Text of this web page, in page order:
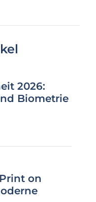
2026:
Biometrie
on